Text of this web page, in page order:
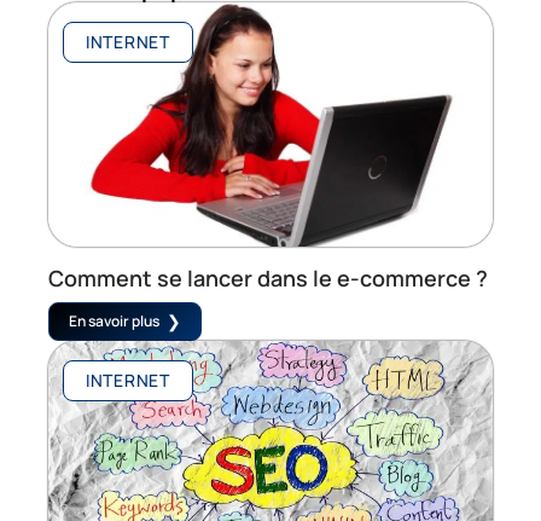
INTERNET
Comment se lancer dans le e-commerce ?
En savoir plus
INTERNET